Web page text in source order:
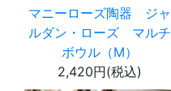
マニーローズ陶器 ジャ
ルダン・ローズ マルチ
ボウル（M）
2,420円(税込)